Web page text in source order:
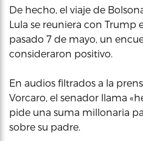
De hecho, el viaje de
Lula se reuniera con Trump
pasado 7 de mayo, un
consideraron positivo.
En audios filtrados a la
Vorcaro, el senador llama
pide una suma millonaria
sobre su padre.